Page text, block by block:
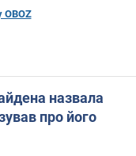
OBOZ
назвала
про його